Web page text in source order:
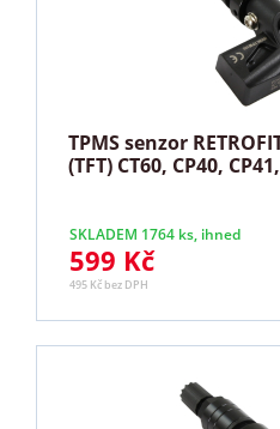
TPMS senzor
(TFT) CT60, CP40,
SKLADEM 1764 ks, ihned
599 Kč
495 Kč bez DPH